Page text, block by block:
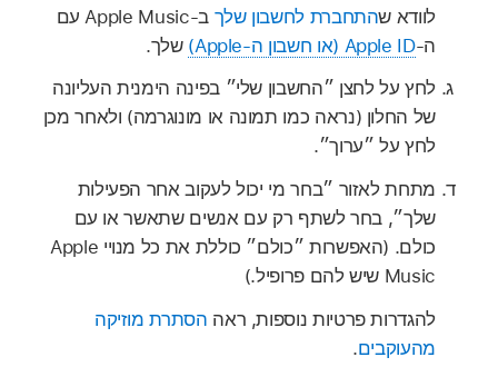
לוודא שהתחברת לחשבון שלך
ב‑Apple Music עם
ה‑Apple ID (או חשבון ה‑Apple)
שלך.
לחץ על לחצן ״החשבון שלי״ בפינה הימנית העליונה
של החלון (נראה כמו תמונה או מונוגרמה) ולאחר מכן
לחץ על ״ערוך״.
מתחת לאזור ״בחר מי יכול לעקוב אחר הפעילות
שלך״, בחר לשתף רק עם אנשים שתאשר או עם
כולם. (האפשרות ״כולם״ כוללת את כל מנויי Apple
Music שיש להם פרופיל.)
להגדרות פרטיות נוספות, ראה הסתרת מוזיקה
מהעוקבים.